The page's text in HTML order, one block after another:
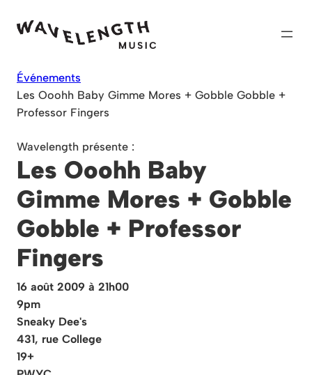
Événements
Les Ooohh Baby Gimme Mores + Gobble Gobble +
Professor Fingers
Wavelength présente :
Les Ooohh Baby
Gimme Mores + Gobble
Gobble + Professor
Fingers
16 août 2009 à 21h00
9pm
Sneaky Dee's
431, rue College
19+